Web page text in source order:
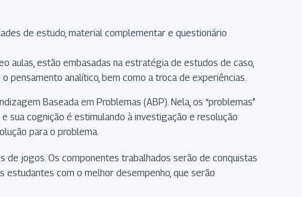
de estudo, material complementar e questionário
aulas, estão embasadas na estratégia de estudos de caso,
pensamento analítico, bem como a troca de experiências.
Baseada em Problemas (ABP). Nela, os “problemas”
sua cognição é estimulando à investigação e resolução
para o problema.
jogos. Os componentes trabalhados serão de conquistas
estudantes com o melhor desempenho, que serão